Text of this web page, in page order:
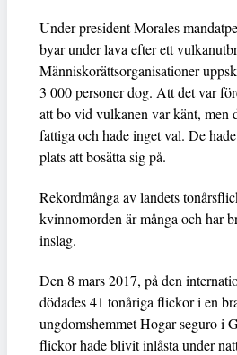
Under president Morales
byar under lava efter ett
Människorättsorganisationer
3 000 personer dog. Att det var
att bo vid vulkanen var känt, men
fattiga och hade inget val. De
plats att bosätta sig på.
Rekordmånga av landets
kvinnomorden är många och har
inslag.
Den 8 mars 2017, på den
dödades 41 tonåriga flickor i en
ungdomshemmet Hogar seguro i
flickor hade blivit inlåsta under